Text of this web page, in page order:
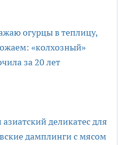
огурцы в теплицу,
«колхозный»
за 20 лет
деликатес для
дамплинги с мясом